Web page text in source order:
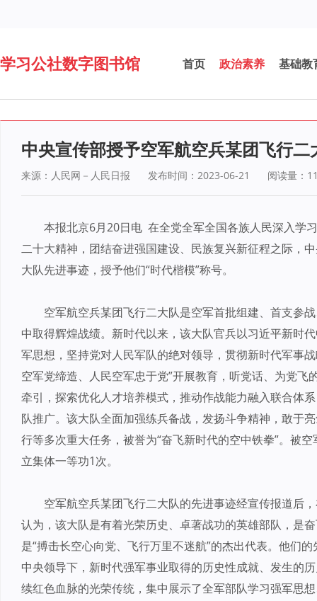
学习公社数字图书馆 首页 政治素养 基础教
中央宣传部授予空军航空兵某团飞行二
来源：人民网－人民日报 发布时间：2023-06-21 阅读量：
本报北京6月20日电 在全党全军全国各族人民深入学
二十大精神，团结奋进强国建设、民族复兴新征程之际，
大队先进事迹，授予他们“时代楷模”称号。
空军航空兵某团飞行二大队是空军首批组建、首支参
中取得辉煌战绩。新时代以来，该大队官兵以习近平新时
军思想，坚持党对人民军队的绝对领导，贯彻新时代军事
空军党缔造、人民空军忠于党”开展教育，听党话、为党
牵引，探索优化人才培养模式，推动作战能力融入联合体
队推广。该大队全面加强练兵备战，发扬斗争精神，敢于
行等多次重大任务，被誉为“奋飞新时代的空中铁拳”。被
立集体一等功1次。
空军航空兵某团飞行二大队的先进事迹经宣传报道后
认为，该大队是有着光荣历史、卓著战功的英雄部队，是
是“搏击长空心向党、飞行万里不迷航”的杰出代表。他们
中央领导下，新时代强军事业取得的历史性成就、发生的
续红色血脉的光荣传统，集中展示了全军部队学习强军思